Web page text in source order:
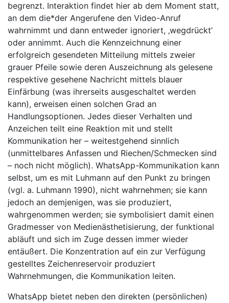
begrenzt. Interaktion findet hier ab dem Moment statt,
an dem die*der Angerufene den Video-Anruf
wahrnimmt und dann entweder ignoriert, ‚wegdrückt’
oder annimmt. Auch die Kennzeichnung einer
erfolgreich gesendeten Mitteilung mittels zweier
grauer Pfeile sowie deren Auszeichnung als gelesene
respektive gesehene Nachricht mittels blauer
Einfärbung (was ihrerseits ausgeschaltet werden
kann), erweisen einen solchen Grad an
Handlungsoptionen. Jedes dieser Verhalten und
Anzeichen teilt eine Reaktion mit und stellt
Kommunikation her – weitestgehend sinnlich
(unmittelbares Anfassen und Riechen/Schmecken sind
– noch nicht möglich). WhatsApp-Kommunikation kann
selbst, um es mit Luhmann auf den Punkt zu bringen
(vgl. a. Luhmann 1990), nicht wahrnehmen; sie kann
jedoch an demjenigen, was sie produziert,
wahrgenommen werden; sie symbolisiert damit einen
Gradmesser von Medienästhetisierung, der funktional
abläuft und sich im Zuge dessen immer wieder
entäußert. Die Konzentration auf ein zur Verfügung
gestelltes Zeichenreservoir produziert
Wahrnehmungen, die Kommunikation leiten.
WhatsApp bietet neben den direkten (persönlichen)